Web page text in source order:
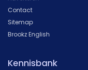
Contact
Sitemap
Brookz English
Kennisbank